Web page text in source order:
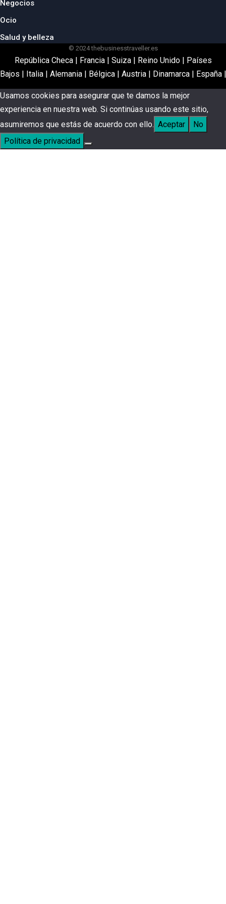
Negocios
Ocio
Salud y belleza
© 2024 thebusinesstraveller.es
República Checa| Francia| Suiza| Reino Unido|
Países
Bajos
Italia Alemania Bélgica Austria Dinamarca España
Usamos cookies para asegurar que te damos la mejor
experiencia en nuestra web. Si continúas usando este sitio,
asumiremos que estás de acuerdo con ello. Aceptar
No
Política de privacidad